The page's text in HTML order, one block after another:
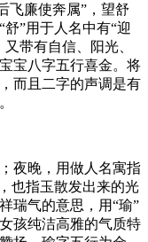
飞廉使奔属”，望舒
”用于人名中有“迎
带有自信、阳光、
宝八字五行喜金。将
而且二字的声调是有
夜晚，用做人名寓指
也指玉散发出来的光
瑞气的意思，用“瑜”
孩纯洁高雅的气质特